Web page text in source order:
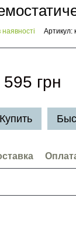
Артикул:
595 грн
Купить